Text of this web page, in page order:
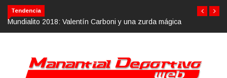
Tendencia
zurda mágicaCalvario Race 2018, 10 de noviembre